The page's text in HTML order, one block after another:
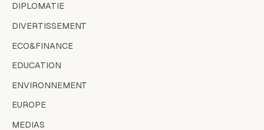
DIPLOMATIE
DIVERTISSEMENT
ECO&FINANCE
EDUCATION
ENVIRONNEMENT
EUROPE
MEDIAS